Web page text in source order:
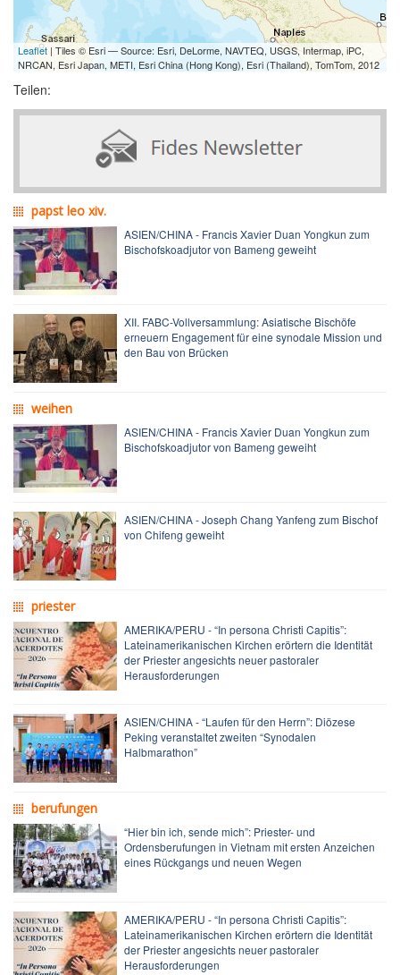
Leaflet | Tiles © Esri — Source: Esri, DeLorme, NAVTEQ, USGS, Intermap, iPC,
NRCAN, Esri Japan, METI, Esri China (Hong Kong), Esri (Thailand), TomTom, 2012
Teilen:
papst leo xiv.
ASIEN/CHINA - Francis Xavier Duan Yongkun zum
Bischofskoadjutor von Bameng geweiht
XII. FABC-Vollversammlung: Asiatische Bischöfe
erneuern Engagement für eine synodale Mission und
den Bau von Brücken
weihen
ASIEN/CHINA - Francis Xavier Duan Yongkun zum
Bischofskoadjutor von Bameng geweiht
ASIEN/CHINA - Joseph Chang Yanfeng zum Bischof
von Chifeng geweiht
priester
AMERIKA/PERU - “In persona Christi Capitis”:
Lateinamerikanischen Kirchen erörtern die Identität
der Priester angesichts neuer pastoraler
Herausforderungen
ASIEN/CHINA - “Laufen für den Herrn”: Diözese
Peking veranstaltet zweiten “Synodalen
Halbmarathon”
berufungen
“Hier bin ich, sende mich”: Priester- und
Ordensberufungen in Vietnam mit ersten Anzeichen
eines Rückgangs und neuen Wegen
AMERIKA/PERU - “In persona Christi Capitis”:
Lateinamerikanischen Kirchen erörtern die Identität
der Priester angesichts neuer pastoraler
Herausforderungen